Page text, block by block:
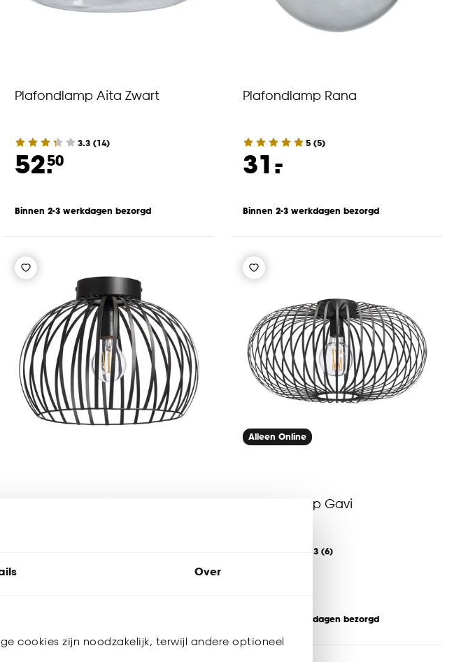
Over
cookies zijn noodzakelijk, terwijl andere optioneel
Plafondlamp Aita Zwart
3.3 (14)
52.50
Binnen 2-3 werkdagen bezorgd
Plafondlamp Rana
5 (5)
31.
-
Binnen 2-3 werkdagen bezorgd
44.
Alleen Online
Plafondlamp Gavi
4.3 (6)
Binnen 2-3 werkdagen bezorgd